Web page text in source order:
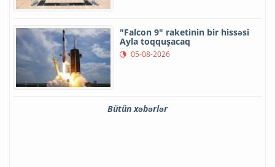
"Falcon 9" raketinin bir hissəsi
Ayla toqquşacaq
05-08-2026
Bütün xəbərlər